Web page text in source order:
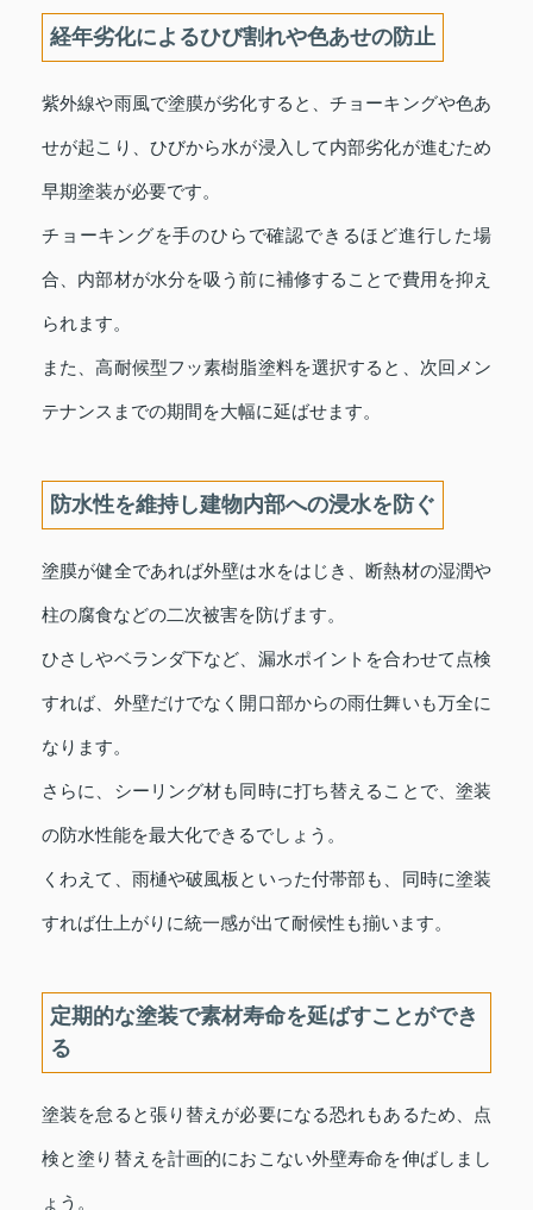
経年劣化によるひび割れや色あせの防止
紫外線や雨風で塗膜が劣化すると、チョーキングや色あ
せが起こり、ひびから水が浸入して内部劣化が進むため
早期塗装が必要です。
チョーキングを手のひらで確認できるほど進行した場
合、内部材が水分を吸う前に補修することで費用を抑え
られます。
また、高耐候型フッ素樹脂塗料を選択すると、次回メン
テナンスまでの期間を大幅に延ばせます。
防水性を維持し建物内部への浸水を防ぐ
塗膜が健全であれば外壁は水をはじき、断熱材の湿潤や
柱の腐食などの二次被害を防げます。
ひさしやベランダ下など、漏水ポイントを合わせて点検
すれば、外壁だけでなく開口部からの雨仕舞いも万全に
なります。
さらに、シーリング材も同時に打ち替えることで、塗装
の防水性能を最大化できるでしょう。
くわえて、雨樋や破風板といった付帯部も、同時に塗装
すれば仕上がりに統一感が出て耐候性も揃います。
定期的な塗装で素材寿命を延ばすことができ
る
塗装を怠ると張り替えが必要になる恐れもあるため、点
検と塗り替えを計画的におこない外壁寿命を伸ばしまし
ょう。